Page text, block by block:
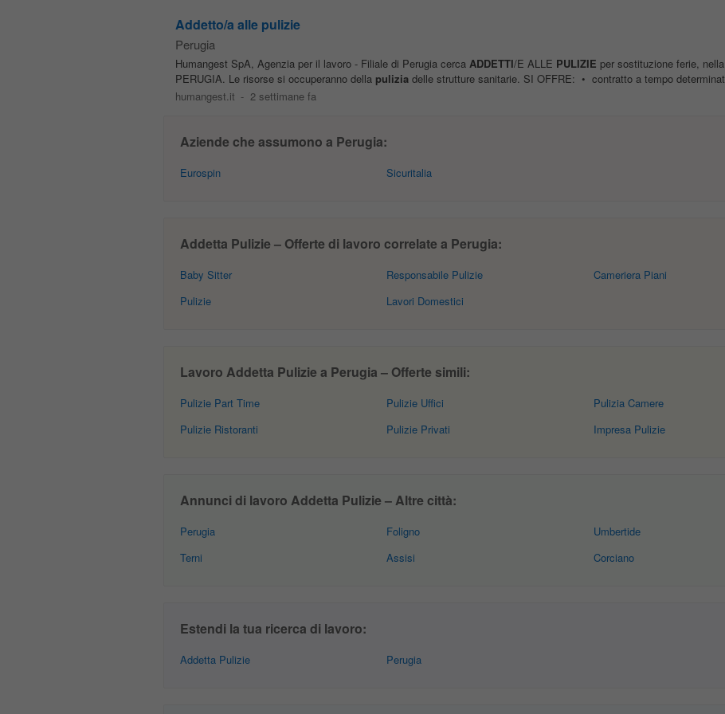
Addetto/a alle pulizie
Perugia
Humangest SpA, Agenzia per il lavoro - Filiale di Perugia cerca ADDETTI/E ALLE PULIZIE per sostituzione ferie,
PERUGIA. Le risorse si occuperanno della puliziadelle strutture sanitarie. SI OFFRE: • contratto a tempo
humangest.it - 2 settimane fa
Aziende che assumono a Perugia:
Eurospin Sicuritalia
Addetta Pulizie – Offerte di lavoro correlate a Perugia:
Baby Sitter
Pulizie
Responsabile Pulizie
Lavori Domestici
Cameriera Piani
Lavoro Addetta Pulizie a Perugia – Offerte simili:
Pulizie Part Time
Pulizie Ristoranti
Pulizie Uffici
Pulizie Privati
Pulizia Camere
Impresa Pulizie
Annunci di lavoro Addetta Pulizie – Altre città:
Perugia
Terni
Foligno
Assisi
Umbertide
Corciano
Estendi la tua ricerca di lavoro:
Addetta Pulizie Perugia